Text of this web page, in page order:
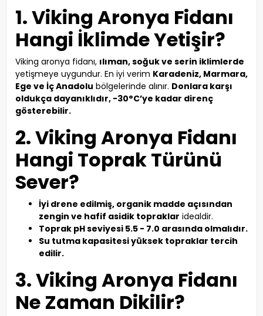
1. Viking Aronya Fidanı
Hangi İklimde Yetişir?
Viking aronya fidanı, ılıman, soğuk ve serin iklimlerde
yetişmeye uygundur. En iyi verim Karadeniz, Marmara,
Ege ve İç Anadolu bölgelerinde alınır. Donlara karşı
oldukça dayanıklıdır, -30°C’ye kadar direnç
gösterebilir.
2. Viking Aronya Fidanı
Hangi Toprak Türünü
Sever?
İyi drene edilmiş, organik madde açısından
zengin ve hafif asidik topraklar idealdir.
Toprak pH seviyesi 5.5 - 7.0 arasında olmalıdır.
Su tutma kapasitesi yüksek topraklar tercih
edilir.
3. Viking Aronya Fidanı
Ne Zaman Dikilir?